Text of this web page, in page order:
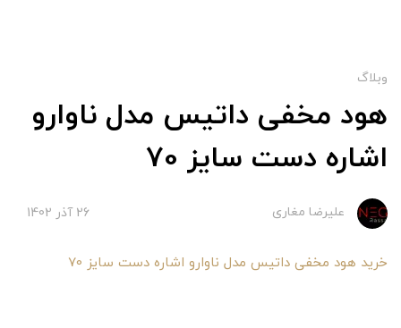
وبلاگ
هود مخفی داتیس مدل ناوارو
اشاره دست سایز 70
علیرضا مغاری 26 آذر 1402
خرید هود مخفی داتیس مدل ناوارو اشاره دست سایز 70